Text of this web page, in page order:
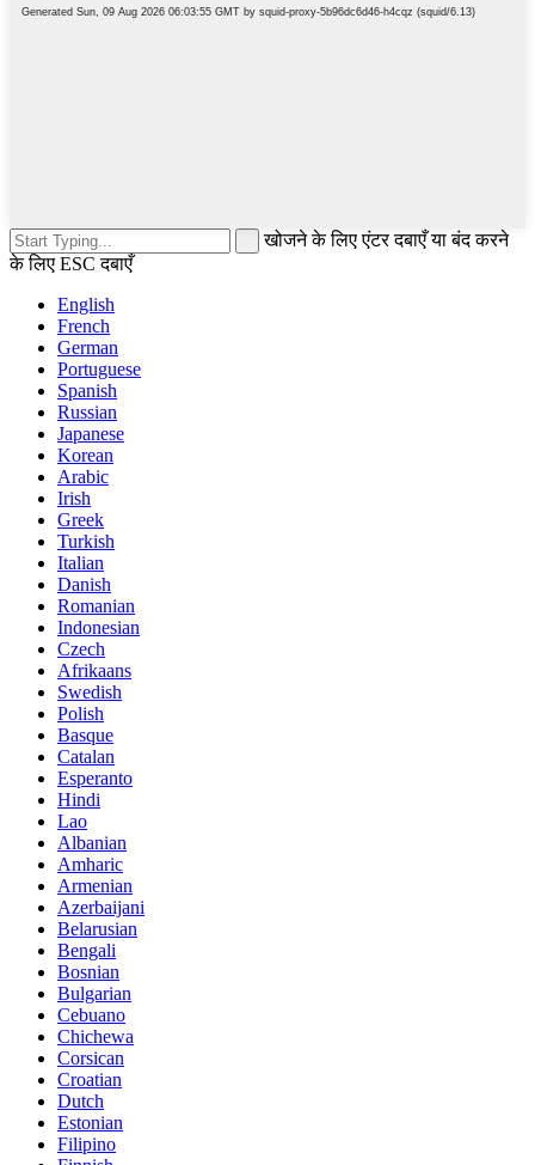
खोजने के लिए एंटर दबाएँ या बंद करने
के लिए ESC दबाएँ
English
French
German
Portuguese
Spanish
Russian
Japanese
Korean
Arabic
Irish
Greek
Turkish
Italian
Danish
Romanian
Indonesian
Czech
Afrikaans
Swedish
Polish
Basque
Catalan
Esperanto
Hindi
Lao
Albanian
Amharic
Armenian
Azerbaijani
Belarusian
Bengali
Bosnian
Bulgarian
Cebuano
Chichewa
Corsican
Croatian
Dutch
Estonian
Filipino